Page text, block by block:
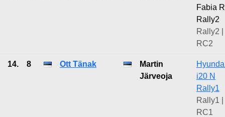
Fabia
Rally2
Rally2 |
RC2
14. 8 Ott Tänak
Martin
Järveoja
i20 N
Rally1
Rally1 |
RC1